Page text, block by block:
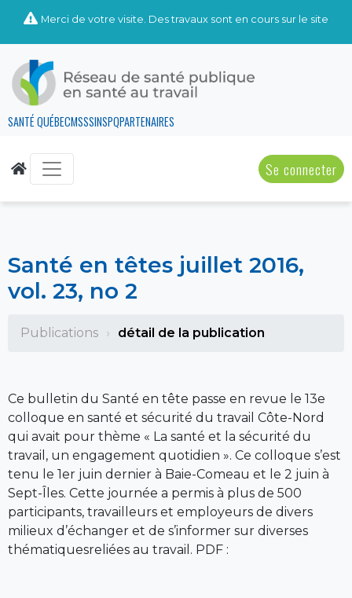
Merci de votre visite. Des travaux sont en cours sur le site
SANTÉ QUÉBECMSSSINSPQPARTENAIRES
Se connecter
Santé en têtes juillet 2016,
vol. 23, no 2
Publications détail de la publication
Ce bulletin du Santé en tête passe en revue le 13e
colloque en santé et sécurité du travail Côte-Nord
qui avait pour thème « La santé et la sécurité du
travail, un engagement quotidien ». Ce colloque s’est
tenu le 1er juin dernier à Baie-Comeau et le 2 juin à
Sept-Îles. Cette journée a permis à plus de 500
participants, travailleurs et employeurs de divers
milieux d’échanger et de s’informer sur diverses
thématiquesreliées au travail. PDF :